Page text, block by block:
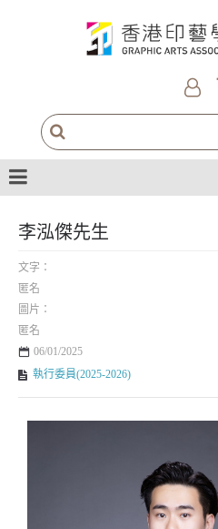
李泓傑先生
文字：
匿名
圖片：
匿名
06/01/2025
執行委員(2025-2026)